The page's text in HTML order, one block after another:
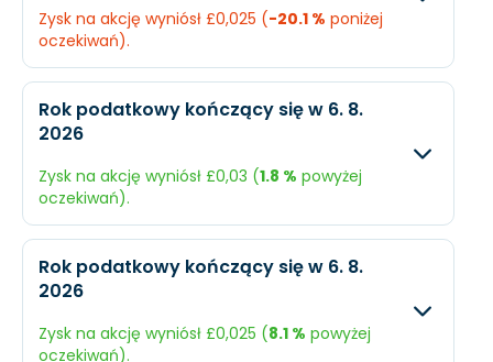
Dochód £41,59 mln.
EPS £0,05 N/A
Zysk na akcję wyniósł £0,025 (-20.1 % poniżej
oczekiwań).
Przychody
Dochód £26 mln.
EPS £0,031
Rok podatkowy kończący się w 6. 8.
2026
Zysk na akcję wyniósł £0,03 (1.8 % powyżej
oczekiwań).
Przychody
Dochód £24,37 mln.
Rok podatkowy kończący się w 6. 8.
2026
Zysk na akcję wyniósł £0,025 (8.1 % powyżej
oczekiwań).